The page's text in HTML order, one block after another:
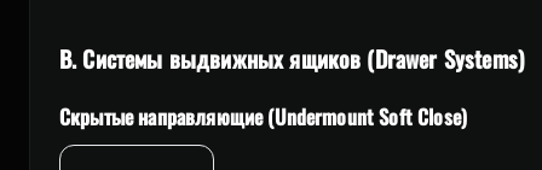
B. Системы выдвижных ящиков (Drawer Systems)
Скрытые направляющие (Undermount Soft Close)